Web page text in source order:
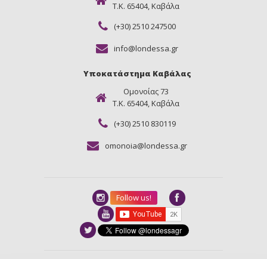
Τ.Κ. 65404, Καβάλα
(+30) 2510 247500
info@londessa.gr
Υποκατάστημα Καβάλας
Ομονοίας 73
Τ.Κ. 65404, Καβάλα
(+30) 2510 830119
omonoia@londessa.gr
Follow us!